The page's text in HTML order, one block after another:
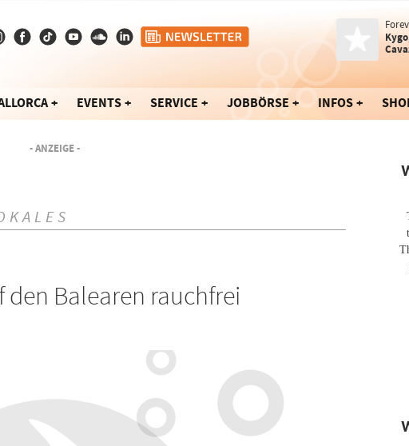
EVENTS SERVICE JOBBÖRSE INFOS
- ANZEIGE -
den Balearen rauchfrei